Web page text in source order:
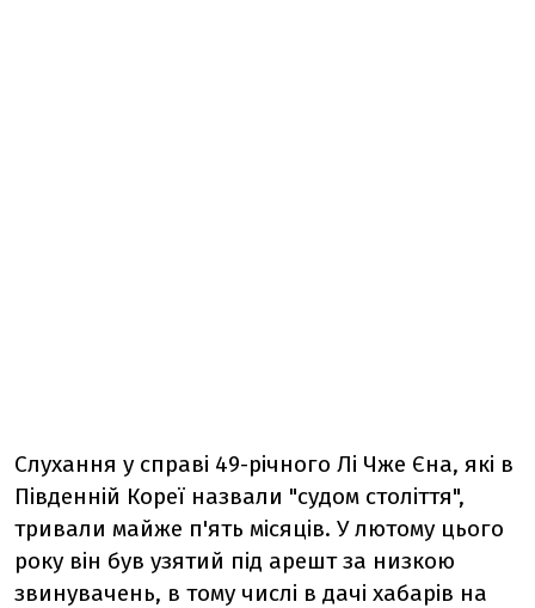
Слухання у справі 49-річного Лі Чже Єна, які в
Південній Кореї назвали "судом століття",
тривали майже п'ять місяців. У лютому цього
року він був узятий під арешт за низкою
звинувачень, в тому числі в дачі хабарів на